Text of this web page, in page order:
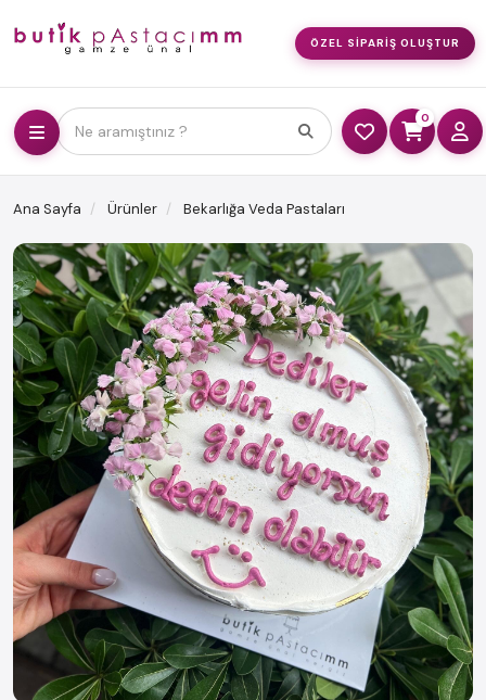
ÖZEL SIPARIŞ OLUŞTUR
Ne aramıştınız ?
0
Ana Sayfa Ürünler Bekarlığa Veda Pastaları